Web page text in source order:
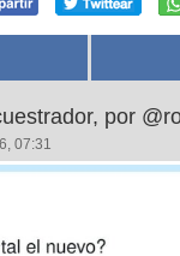
por
07:31